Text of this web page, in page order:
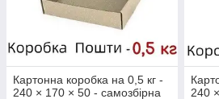
Картонна коробка на 0,5 кг -
240 × 170 × 50 - самозбірна
240